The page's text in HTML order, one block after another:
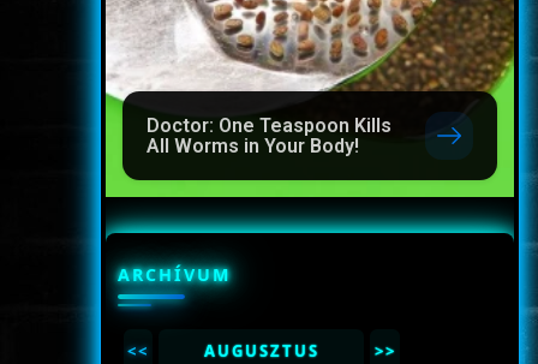
Doctor: One Teaspoon Kills
All Worms in Your Body!
ARCHÍVUM
<< AUGUSZTUS >>